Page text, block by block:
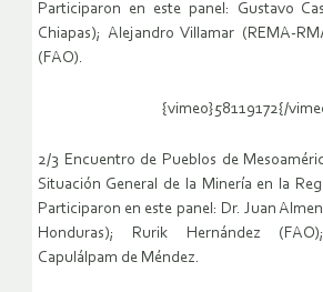
Participaron en este panel: Gustavo
Chiapas); Alejandro Villamar (REMA-
(FAO).
{vimeo}58119172{/
2/3 Encuentro de Pueblos de
Situación General de la Minería en la
Participaron en este panel: Dr. Juan
Honduras); Rurik Hernández
Capulálpam de Méndez.